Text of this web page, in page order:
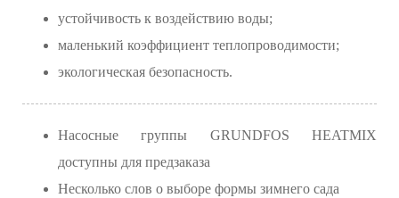
устойчивость к воздействию воды;
маленький коэффициент теплопроводимости;
экологическая безопасность.
Насосные группы GRUNDFOS HEATMIX
доступны для предзаказа
Несколько слов о выборе формы зимнего сада